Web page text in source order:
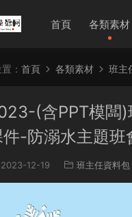
首頁 各類素材
： 首頁 各類素材 班主
(含PPT模闆)
-防溺水主題班
2023-12-19 班主任資料包